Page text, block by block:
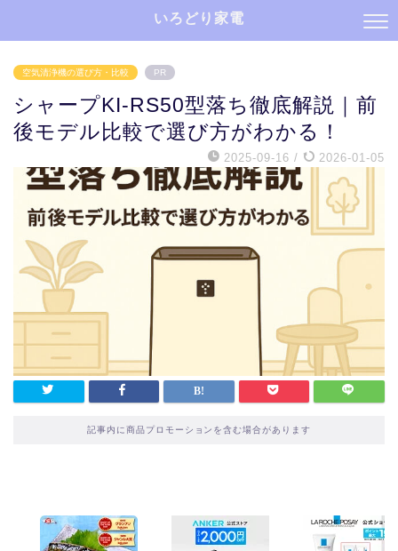
いろどり家電
空気清浄機の選び方・比較 PR
シャープKI-RS50型落ち徹底解説｜前
後モデル比較で選び方がわかる！
2025-09-16 / 2026-01-05
記事内に商品プロモーションを含む場合があります